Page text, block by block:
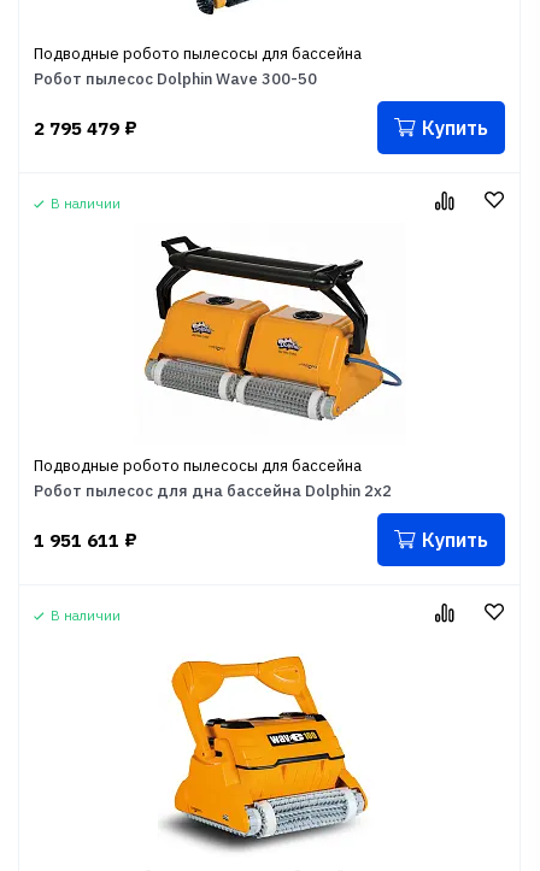
Подводные робото пылесосы для бассейна
Робот пылесос Dolphin Wave 300-50
2 795 479 ₽ Купить
В наличии
Подводные робото пылесосы для бассейна
Робот пылесос для дна бассейна Dolphin 2x2
1 951 611 ₽ Купить
В наличии